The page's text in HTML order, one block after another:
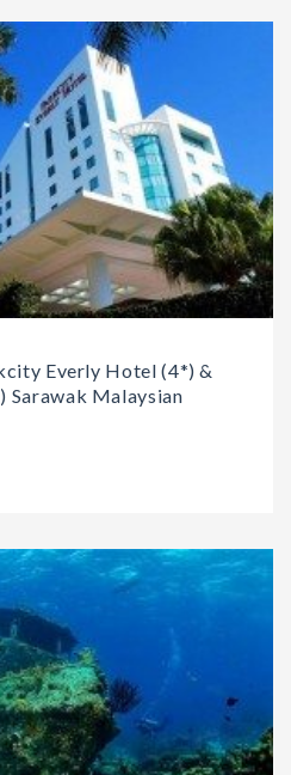
Everly Hotel (4*) &
Sarawak Malaysian